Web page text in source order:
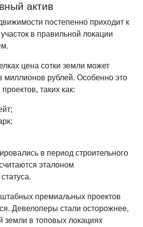
актив
постепенно приходит к
в правильной локации
цена сотки земли может
миллионов рублей. Особенно это
таких как:
в период строительного
эталоном
премиальных проектов
Девелоперы стали осторожнее,
земли в топовых локациях